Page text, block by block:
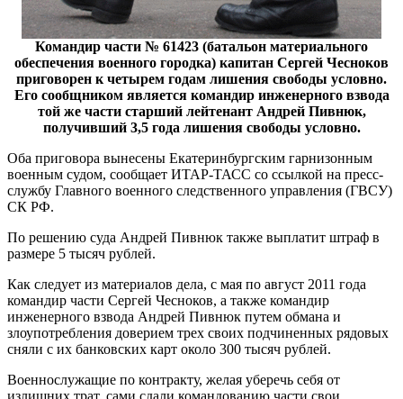
Командир части № 61423 (батальон материального
обеспечения военного городка) капитан Сергей Чесноков
приговорен к четырем годам лишения свободы условно.
Его сообщником является командир инженерного взвода
той же части старший лейтенант Андрей Пивнюк,
получивший 3,5 года лишения свободы условно.
Оба приговора вынесены Екатеринбургским гарнизонным
военным судом, сообщает ИТАР-ТАСС со ссылкой на пресс-
службу Главного военного следственного управления (ГВСУ)
СК РФ.
По решению суда Андрей Пивнюк также выплатит штраф в
размере 5 тысяч рублей.
Как следует из материалов дела, с мая по август 2011 года
командир части Сергей Чесноков, а также командир
инженерного взвода Андрей Пивнюк путем обмана и
злоупотребления доверием трех своих подчиненных рядовых
сняли с их банковских карт около 300 тысяч рублей.
Военнослужащие по контракту, желая уберечь себя от
излишних трат, сами сдали командованию части свои